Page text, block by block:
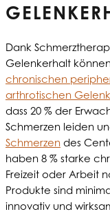
Dank
Gelenkerhalt
chronischen
arthrotischen
dass 20 % der
Schmerzen leiden
Schmerzen des
haben 8 % starke
Freizeit oder Arbeit
Produkte sind
innovativ und